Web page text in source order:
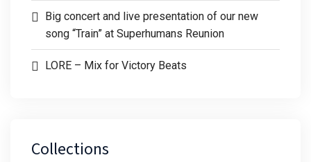
Big concert and live presentation of our new
song “Train” at Superhumans Reunion
LORE – Mix for Victory Beats
Collections